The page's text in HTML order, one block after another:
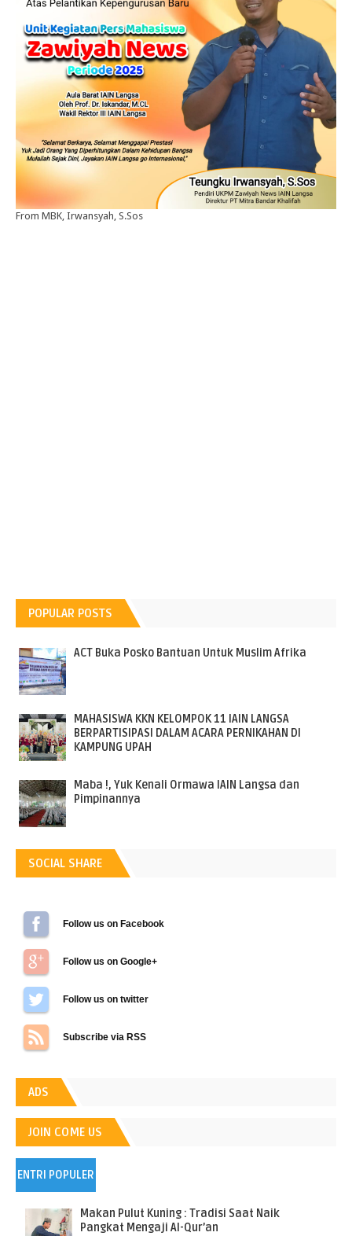
From MBK, Irwansyah, S.Sos
POPULAR POSTS
ACT Buka Posko Bantuan Untuk Muslim Afrika
MAHASISWA KKN KELOMPOK 11 IAIN LANGSA
BERPARTISIPASI DALAM ACARA PERNIKAHAN DI
KAMPUNG UPAH
Maba !, Yuk Kenali Ormawa IAIN Langsa dan
Pimpinannya
SOCIAL SHARE
Follow us on Facebook
Follow us on Google+
Follow us on Twitter
Subscribe via RSS
ADS
JOIN COME US
ENTRI POPULER
Makan Pulut Kuning : Tradisi Saat Naik
Pangkat Mengaji Al-Qur’an